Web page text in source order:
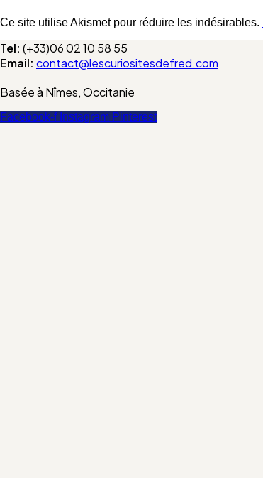
Ce site utilise Akismet pour réduire les indésirables.
Tel: (+33)06 02 10 58 55
Email: contact@lescuriositesdefred.com
Basée à Nîmes, Occitanie
Facebook-f Instagram Pinterest